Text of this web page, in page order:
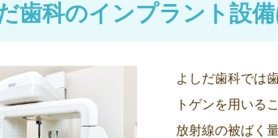
歯科のインプラント設備
よしだ歯科では
トゲンを用いる
放射線の被ばく